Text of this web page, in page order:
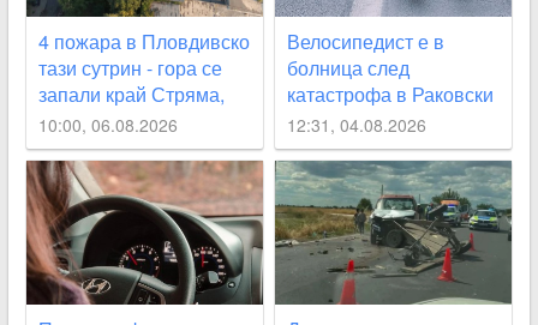
4 пожара в Пловдивско
тази сутрин - гора се
запали край Стряма,
къща - в Карлово
10:00, 06.08.2026
Велосипедист е в
болница след
катастрофа в Раковски
12:31, 04.08.2026